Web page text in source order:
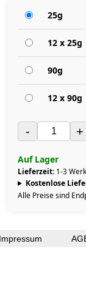
25g
12 x 25g
90g
12 x 90g
- +
Auf Lager
Lieferzeit: 1-3
Kostenlose
Alle Preise sind
Impressum